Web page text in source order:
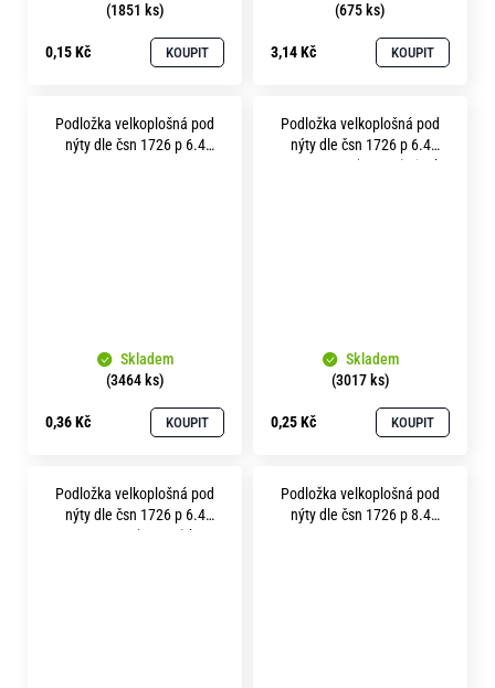
(1851 ks)
0,15 Kč KOUPIT
(675 ks)
3,14 Kč KOUPIT
Podložka velkoplošná pod
nýty dle čsn 1726 p 6.4
Skladem
(3464 ks)
0,36 Kč KOUPIT
Podložka velkoplošná pod
nýty dle čsn 1726 p 6.4
pevnost 3.6 (100HV) zinek
Skladem
(3017 ks)
0,25 Kč KOUPIT
Podložka velkoplošná pod
nýty dle čsn 1726 p 6.4
pevnost 3.6 (100HV) bez
Podložka velkoplošná pod
nýty dle čsn 1726 p 8.4